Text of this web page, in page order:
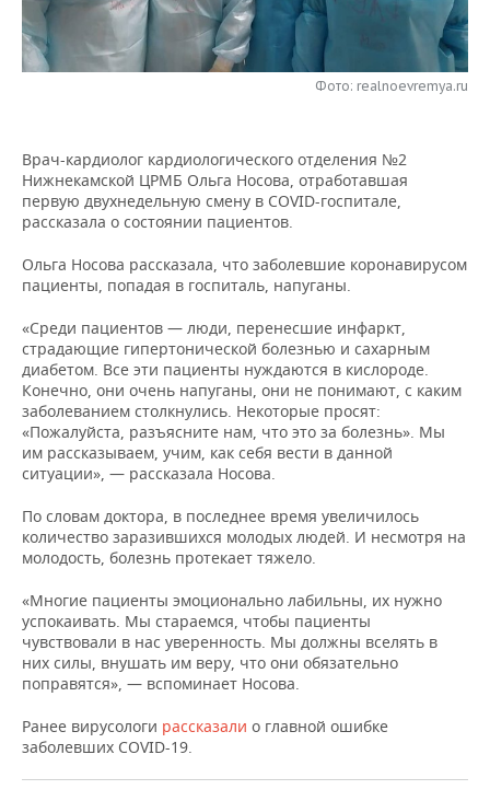
НЕФТЕХИМИЯ
НЕФТЬ
ЭНЕРГЕТИКА
РОЗНИЧНАЯ ТОРГОВЛЯ
НОВОСТИ ТЕХНОЛОГИЙ
ТЕЛЕКОММУНИКАЦИИ
МЕРОПРИЯТИЯ
БИЗНЕС-БРАНЧИ
ОТКРЫТАЯ ЛЕКЦИЯ
ФУТБОЛ
БАСКЕТБОЛ
ВОЛЕЙБОЛ
КИБЕРСПОРТ
ФИГУРНОЕ КАТАНИЕ
ХОККЕЙ С МЯЧОМ
НОВОСТИ ОБЩЕСТВА
ИНФРАСТРУКТУРА
ИСТОРИЯ
КУЛЬТУРА
МЕДИЦИНА
ПРОИСШЕСТВИЯ
ФОТОГАЛЕРЕЯ
СПРАВОЧНИК
СПИСОК ПЕРСОН
СПИСОК КОМПАНИЙ
ПОЛНАЯ ВЕРСИЯ
Фото: realnoevremya.ru
Врач-кардиолог кардиологического отделения №2
Нижнекамской ЦРМБ Ольга Носова, отработавшая
первую двухнедельную смену в COVID-госпитале,
рассказала о состоянии пациентов.
Ольга Носова рассказала, что заболевшие коронавирусом
пациенты, попадая в госпиталь, напуганы.
«Среди пациентов — люди, перенесшие инфаркт,
страдающие гипертонической болезнью и сахарным
диабетом. Все эти пациенты нуждаются в кислороде.
Конечно, они очень напуганы, они не понимают, с каким
заболеванием столкнулись. Некоторые просят:
«Пожалуйста, разъясните нам, что это за болезнь». Мы
им рассказываем, учим, как себя вести в данной
ситуации», — рассказала Носова.
По словам доктора, в последнее время увеличилось
количество заразившихся молодых людей. И несмотря на
молодость, болезнь протекает тяжело.
«Многие пациенты эмоционально лабильны, их нужно
успокаивать. Мы стараемся, чтобы пациенты
чувствовали в нас уверенность. Мы должны вселять в
них силы, внушать им веру, что они обязательно
поправятся», — вспоминает Носова.
Ранее вирусологи рассказали о главной ошибке
заболевших COVID-19.